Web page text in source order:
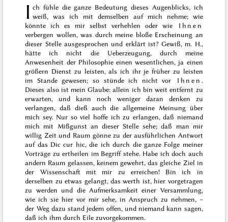
I ch fühle die ganze Bedeutung dieses Augenblicks, ich
weiß, was ich mit demselben auf mich nehme; wie
könnte ich es mir selbst verhehlen oder wie
Ihnen
verbergen wollen, was durch meine bloße Erscheinung an
dieser Stelle ausgesprochen und erklärt ist? Gewiß, m. H.,
hätte ich nicht die Ueberzeugung, durch meine
Anwesenheit der Philosophie einen wesentlichen, ja einen
größern Dienst zu leisten, als ich ihr je früher zu leisten
im Stande gewesen; so stünde ich nicht vor Ihnen .
Dieses also ist mein Glaube: allein ich bin weit entfernt zu
erwarten, und kann noch weniger daran denken zu
verlangen, daß dieß auch die allgemeine Meinung über
mich sey. Nur so viel hoffe ich zu erlangen, daß niemand
mich mit Mißgunst an dieser Stelle sehe; daß man mir
willig Zeit und Raum gönne zu der ausführlichen Antwort
auf das Dic cur hic, die ich durch die ganze Folge meiner
Vorträge zu ertheilen im Begriff stehe. Habe ich doch auch
andern Raum gelassen, keinem gewehrt, das gleiche Ziel in
der Wissenschaft mit mir zu erreichen! Bin ich in
derselben zu etwas gelangt, das werth ist, hier vorgetragen
zu werden und die Aufmerksamkeit einer Versammlung,
wie ich sie hier vor mir sehe, in Anspruch zu nehmen, –
der Weg dazu stand jedem offen, und niemand kann sagen,
daß ich ihm durch Eile zuvorgekommen.